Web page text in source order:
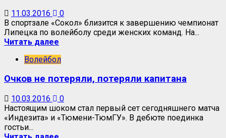
11.03.2016
0
В спортзале «Сокол» близится к завершению чемпионат
Липецка по волейболу среди женских команд. На...
Читать далее
Волейбол
Очков не потеряли, потеряли капитана
10.03.2016
0
Настоящим шоком стал первый сет сегодняшнего матча
«Индезита» и «Тюмени-ТюмГУ». В дебюте поединка
гостьи...